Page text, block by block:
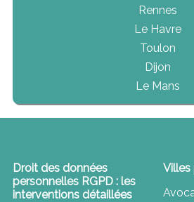
Rennes
Le Havre
Toulon
Dijon
Le Mans
Droit des données
personnelles RGPD : les
interventions détaillées
Villes